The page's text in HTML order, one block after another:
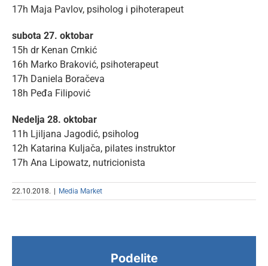
17h Maja Pavlov, psiholog i pihoterapeut
subota 27. oktobar
15h dr Kenan Crnkić
16h Marko Braković, psihoterapeut
17h Daniela Boračeva
18h Peđa Filipović
Nedelja 28. oktobar
11h Ljiljana Jagodić, psiholog
12h Katarina Kuljača, pilates instruktor
17h Ana Lipowatz, nutricionista
22.10.2018. Media Market
Podelite